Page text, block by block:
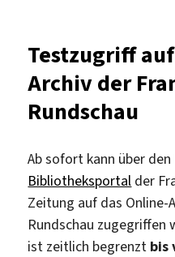
Testzugriff
Archiv der
Rundschau
Ab sofort kann über
Bibliotheksportal der
Zeitung auf das Online-
Rundschau zugegriffen
ist zeitlich begrenzt bis